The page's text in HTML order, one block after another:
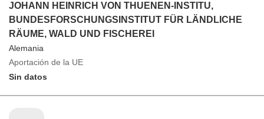
JOHANN HEINRICH VON THUENEN-INSTITU,
BUNDESFORSCHUNGSINSTITUT FÜR LÄNDLICHE
RÄUME, WALD UND FISCHEREI
Alemania
Aportación de la UE
Sin datos